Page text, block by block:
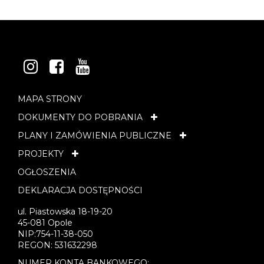
INSTAGRAM
FACEBOOK
YOUTUBE
MAPA STRONY
DOKUMENTY DO POBRANIA
PLANY I ZAMÓWIENIA PUBLICZNE
PROJEKTY
OGŁOSZENIA
DEKLARACJA DOSTĘPNOŚCI
ul. Piastowska 18-19-20
45-081 Opole
NIP:754-11-38-050
REGON: 531632298